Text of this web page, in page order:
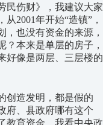
民伤财》，我建议大家
2001年开始“造镇”，
，也没有资金的来源，
？本来是单层的房子，
好像是两层、三层楼的
创造发明，都是假的
府、县政府哪有这个